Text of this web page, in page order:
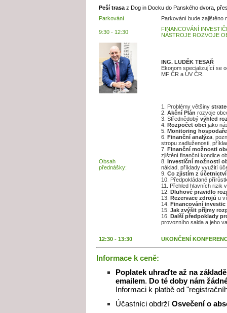
Peší trasa z Dog in Docku do Panského dvora,
Parkování
Parkování bude zajištěno
9:30 - 12:30
FINANCOVÁNÍ
NÁSTROJE ROZVOJE
ING. LUDĚK TESAŘ
Ekonom specializující se
MF ČR a ÚV ČR.
Obsah
přednášky:
1. Problémy většiny
2. Akční Plán rozvoje
3. Střednědobý výhled
4.
Rozpočet obcí jako
5.
Monitoring
6.
Finanční analýza,
stropu zadluženosti,
7.
Finanční možnosti
zjištění finanční kondice
8.
Investiční možnosti
náklad, příklady využití
9. Co zjistím z
10. Předpokládané
11. Přehled hlavních rizik
12.
Dluhové pravidlo
13.
Rezervace zdrojů u
14.
Financování investic
15. Jak zvýšit příjmy
16.
Další předpoklady
provozního salda a jeho
12:30 - 13:30 UKONČENÍ
Informace k ceně:
Poplatek uhraďte až na
emailem. Do té doby nám
Informaci k platbě od
Účastníci obdržíOsvečení o